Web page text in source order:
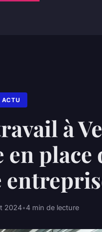
ACTU
à
place
2024•4 min de lecture